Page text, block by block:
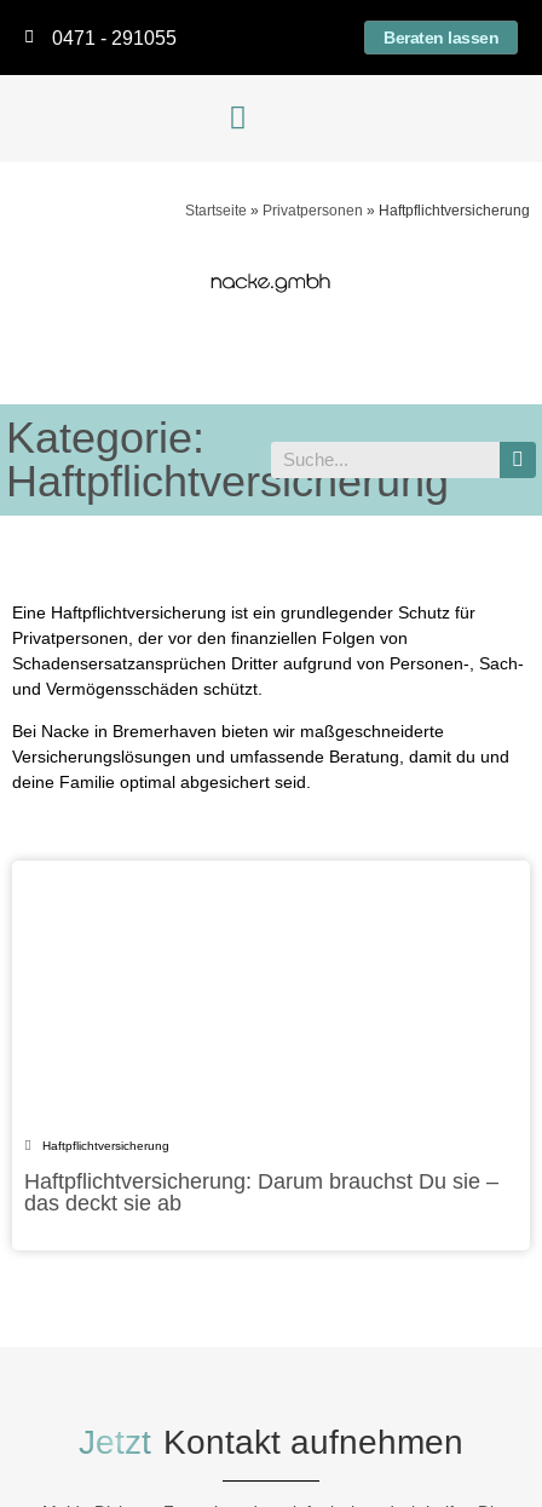
0471 - 291055 Beraten lassen
Startseite » Privatpersonen » Haftpflichtversicherung
Kategorie:
Haftpflichtversicherung
Eine Haftpflichtversicherung ist ein grundlegender Schutz für
Privatpersonen, der vor den finanziellen Folgen von
Schadensersatzansprüchen Dritter aufgrund von Personen-, Sach-
und Vermögensschäden schützt.
Bei Nacke in Bremerhaven bieten wir maßgeschneiderte
Versicherungslösungen und umfassende Beratung, damit du und
deine Familie optimal abgesichert seid.
Haftpflichtversicherung
Haftpflichtversicherung: Darum brauchst Du sie –
das deckt sie ab
Jetzt Kontakt aufnehmen